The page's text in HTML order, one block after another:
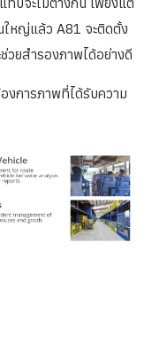
หญ่แล้ว A81 จะติดตั้ง
วยสำรองภาพได้อย่างดี
งการภาพที่ได้รับความ